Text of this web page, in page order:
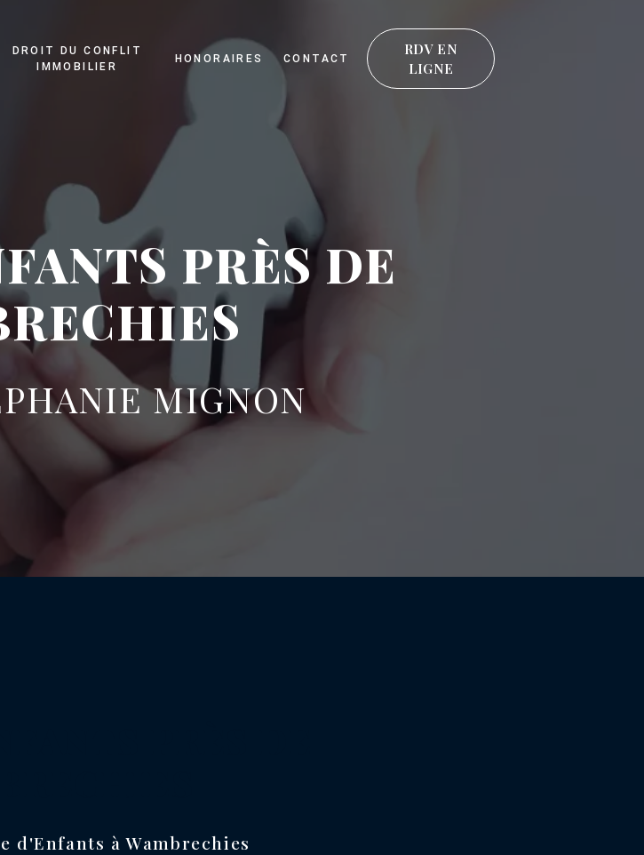
DROIT DU CONFLIT
IMMOBILIER
HONORAIRES CONTACT
RDV EN
LIGNE
PRÈS DE
MIGNON
d'Enfants à Wambrechies